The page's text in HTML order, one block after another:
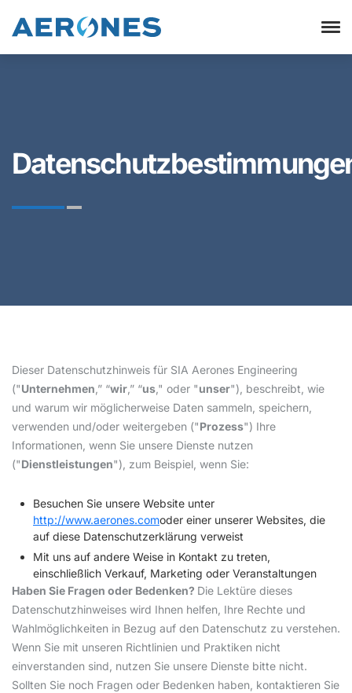
Dieser Datenschutzhinweis für SIA Aerones Engineering
("Unternehmen ,” “wir ,” “us ," oder "unser"), beschreibt, wie
und warum wir möglicherweise Daten sammeln, speichern,
verwenden und/oder weitergeben ("Prozess") Ihre
Informationen, wenn Sie unsere Dienste nutzen
("Dienstleistungen"), zum Beispiel, wenn Sie:
Besuchen Sie unsere Website unter
http://www.aerones.comoder einer unserer Websites, die
auf diese Datenschutzerklärung verweist
Mit uns auf andere Weise in Kontakt zu treten,
einschließlich Verkauf, Marketing oder Veranstaltungen
Haben Sie Fragen oder Bedenken? Die Lektüre dieses
Datenschutzhinweises wird Ihnen helfen, Ihre Rechte und
Wahlmöglichkeiten in Bezug auf den Datenschutz zu verstehen.
Wenn Sie mit unseren Richtlinien und Praktiken nicht
einverstanden sind, nutzen Sie unsere Dienste bitte nicht.
Sollten Sie noch Fragen oder Bedenken haben, kontaktieren Sie